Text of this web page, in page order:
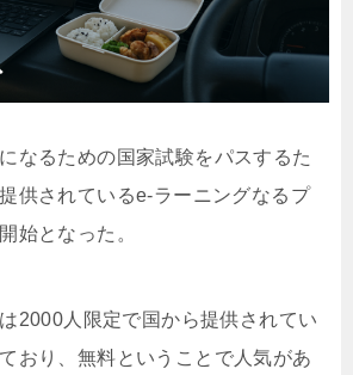
なるための国家試験をパスするた
供されているe-ラーニングなるプ
始となった。
2000人限定で国から提供されてい
おり、無料ということで人気があ